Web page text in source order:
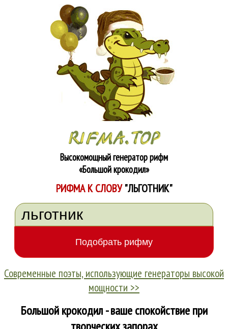
Высокомощный генератор рифм
«Большой крокодил»
РИФМА К СЛОВУ"ЛЬГОТНИК"
Современные поэты, использующие генераторы высокой
мощности >>
Большой крокодил - ваше спокойствие при